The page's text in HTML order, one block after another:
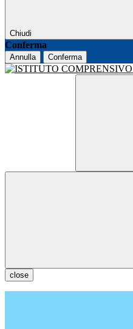
Chiudi
Conferma
Annulla Conferma
close